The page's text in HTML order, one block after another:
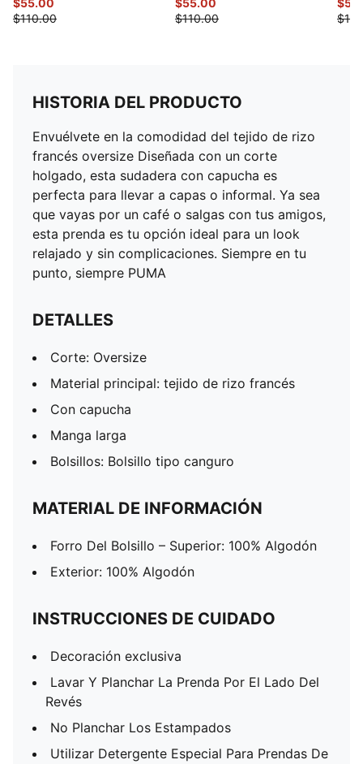
$55.00
$110.00
$55.00
$110.00
HISTORIA DEL PRODUCTO
Envuélvete en la comodidad del tejido de rizo
francés oversize Diseñada con un corte
holgado, esta sudadera con capucha es
perfecta para llevar a capas o informal. Ya sea
que vayas por un café o salgas con tus amigos,
esta prenda es tu opción ideal para un look
relajado y sin complicaciones. Siempre en tu
punto, siempre PUMA
DETALLES
Corte: Oversize
Material principal: tejido de rizo francés
Con capucha
Manga larga
Bolsillos: Bolsillo tipo canguro
MATERIAL DE INFORMACIÓN
Forro Del Bolsillo – Superior: 100% Algodón
Exterior: 100% Algodón
INSTRUCCIONES DE CUIDADO
Decoración exclusiva
Lavar Y Planchar La Prenda Por El Lado Del
Revés
No Planchar Los Estampados
Utilizar Detergente Especial Para Prendas De